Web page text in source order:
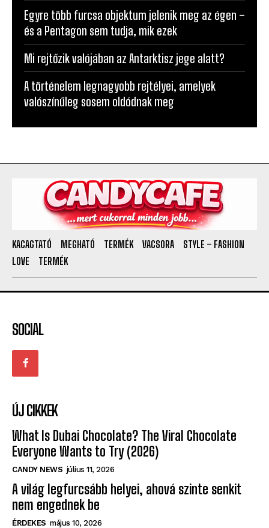
Egyre több furcsa objektum jelenik meg az égen –
és a Pentagon sem tudja, mik ezek
Mi rejtőzik valójában az Antarktisz jege alatt?
A történelem legnagyobb rejtélyei, amelyek
valószínűleg sosem oldódnak meg
KACAGTATÓ MEGHATÓ TERMÉK VACSORA
STYLE – FASHION
LOVE
TERMÉK
SOCIAL
ÚJ CIKKEK
What Is Dubai Chocolate? The Viral Chocolate
Everyone Wants to Try (2026)
CANDY NEWS július 11, 2026
A világ legfurcsább helyei, ahová szinte senkit
nem engednek be
ÉRDEKES május 10, 2026